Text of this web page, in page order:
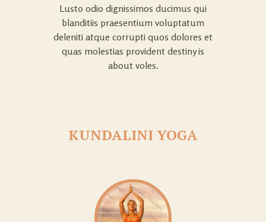
Lusto odio dignissimos ducimus qui
blanditiis praesentium voluptatum
deleniti atque corrupti quos dolores et
quas molestias provident destiny is
about voles.
KUNDALINI YOGA